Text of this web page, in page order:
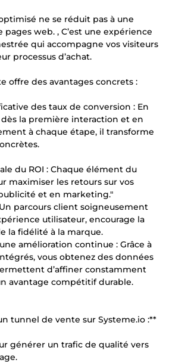
ne se réduit pas à une
web. , C’est une expérience
qui accompagne vos visiteurs
processus d’achat.
offre des avantages concrets :
des taux de conversion : En
la première interaction et en
à chaque étape, il transforme
du ROI : Chaque élément du
maximiser les retours sur vos
et en marketing."
parcours client soigneusement
utilisateur, encourage la
la fidélité à la marque.
amélioration continue : Grâce à
vous obtenez des données
d’affiner constamment
avantage compétitif durable.
tunnel de vente sur Systeme.io :**
générer un trafic de qualité vers